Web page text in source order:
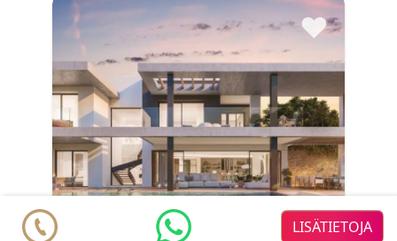
♥
LISÄTIETOJA